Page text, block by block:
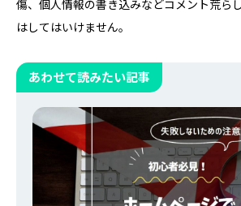
傷、個人情報の書き込みなどコメント荒ら
はしてはいけません。
あわせて読みたい記事